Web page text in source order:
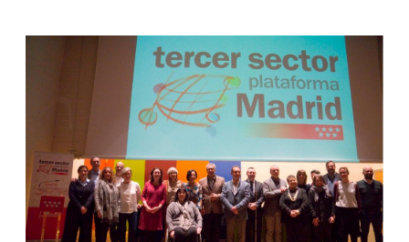
trabajar y reflexionar juntos sobre el bullying.
Todos han presentado carteles publicitarios o
“cortos” audiovisuales en los que reflejan su
trabajo contra el bullying.